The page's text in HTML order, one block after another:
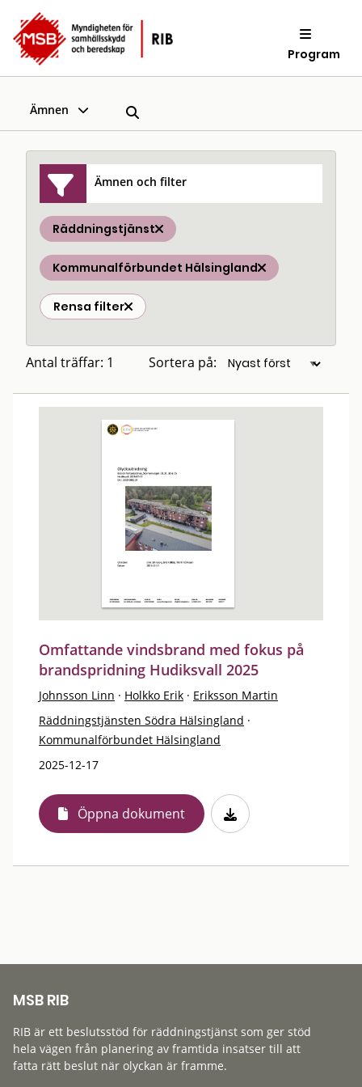
Program
Ämnen
Ämnen och filter
Räddningstjänst
Kommunalförbundet Hälsingland
Rensa filter
Antal träffar: 1 Sortera på:
Omfattande vindsbrand med fokus på
brandspridning Hudiksvall 2025
Johnsson Linn · Holkko Erik · Eriksson Martin
Räddningstjänsten Södra Hälsingland ·
Kommunalförbundet Hälsingland
2025-12-17
Öppna dokument
MSB RIB
RIB är ett beslutsstöd för räddningstjänst som ger stöd
hela vägen från planering av framtida insatser till att
fatta rätt beslut när olyckan är framme.